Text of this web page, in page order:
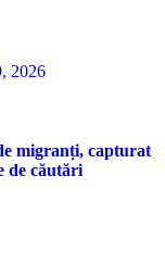
2026
migranți, capturat
de căutări